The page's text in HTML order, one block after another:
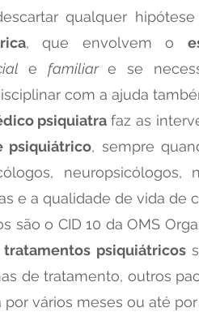
qualquer
, que envolvem o
e familiare se
com a ajuda
psiquiatrafaz as
psiquiátrico, sempre
neuropsicólogos,
e a qualidade de vida de
são o CID 10 da OMS
tratamentos psiquiátricos
de tratamento, outros
vários meses ou até